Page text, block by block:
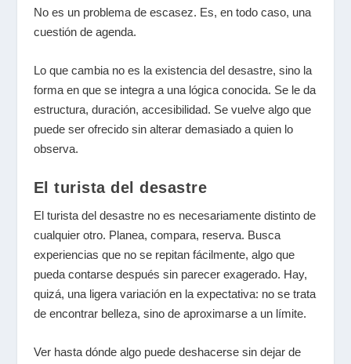
No es un problema de escasez. Es, en todo caso, una
cuestión de agenda.
Lo que cambia no es la existencia del desastre, sino la
forma en que se integra a una lógica conocida. Se le da
estructura, duración, accesibilidad. Se vuelve algo que
puede ser ofrecido sin alterar demasiado a quien lo
observa.
El turista del desastre
El turista del desastre no es necesariamente distinto de
cualquier otro. Planea, compara, reserva. Busca
experiencias que no se repitan fácilmente, algo que
pueda contarse después sin parecer exagerado. Hay,
quizá, una ligera variación en la expectativa: no se trata
de encontrar belleza, sino de aproximarse a un límite.
Ver hasta dónde algo puede deshacerse sin dejar de